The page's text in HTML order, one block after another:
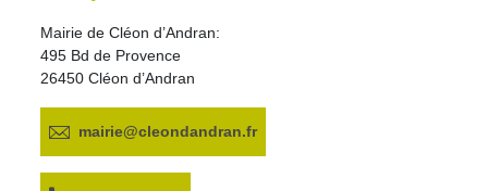
Mairie de Cléon d’Andran:
495 Bd de Provence
26450 Cléon d’Andran
mairie@cleondandran.fr